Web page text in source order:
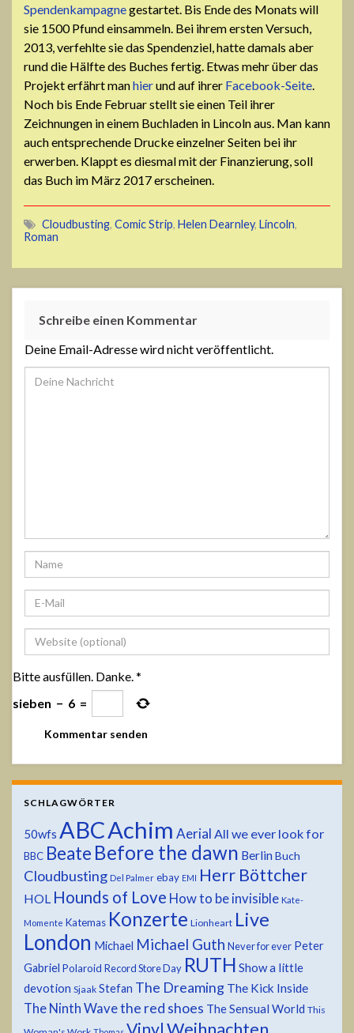
Spendenkampagnegestartet. Bis Ende des Monats will
sie 1500 Pfund einsammeln. Bei ihrem ersten Versuch,
2013, verfehlte sie das Spendenziel, hatte damals aber
rund die Hälfte des Buches fertig. Etwas mehr über das
Projekt erfährt manhierund auf ihrer Facebook-Seite
Noch bis Ende Februar stellt sie einen Teil ihrer
Zeichnungen in einem Buchladen in Lincoln aus. Man kann
auch entsprechende Drucke einzelner Seiten bei ihr
erwerben. Klappt es diesmal mit der Finanzierung, soll
das Buch im März 2017 erscheinen.
Cloudbusting, Comic Strip, Helen Dearnley, Lincoln,
Roman
Schreibe einen Kommentar
Deine Email-Adresse wird nicht veröffentlicht.
Bitte ausfüllen. Danke. *
sieben − 6 =
SCHLAGWÖRTER
50wfs ABCAchim Aerial All we ever look for
BBC Beate Before the dawn Berlin Buch
Cloudbusting Del Palmer ebay EMI Herr Böttcher
HOL Hounds of Love How to be invisible Kate-
Momente Katemas Konzerte Lionheart Live
London Michael Michael Guth Never for ever Peter
Gabriel Polaroid Record Store Day RUTH Show a little
devotion Sjaak Stefan The Dreaming The Kick Inside
The Ninth Wavethe red shoes The Sensual World This
VinylWeihnachten